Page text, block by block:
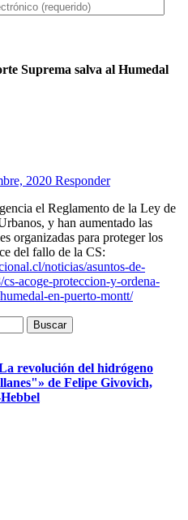
Suprema salva al Humedal
2020 Responder
el Reglamento de la Ley de
y han aumentado las
organizadas para proteger los
del fallo de la CS:
noticias/asuntos-de-
acoge-proteccion-y-ordena-
en-puerto-montt/
revolución del hidrógeno
de Felipe Givovich,